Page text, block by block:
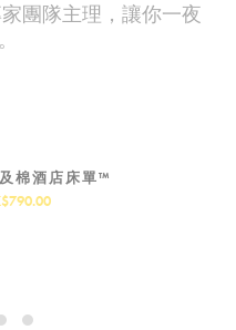
團隊主理，讓你一夜
棉酒店床單™